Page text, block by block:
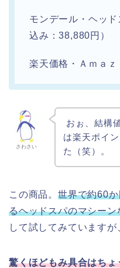
モンデール・ヘッ
込み：38,880円）
楽天価格・Ａｍａ
さわさい
おぉ、結構
は楽天ポイ
た（笑）。
この商品。 世界で約60
るヘッドスパのマシーン
して試してみていますが
驚くほどもみ具合はち